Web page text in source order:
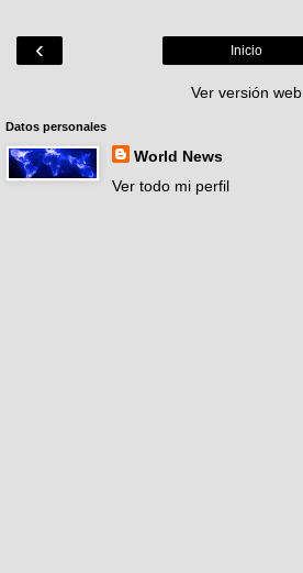
‹ Inicio
Ver versión web
Datos personales
World News
Ver todo mi perfil